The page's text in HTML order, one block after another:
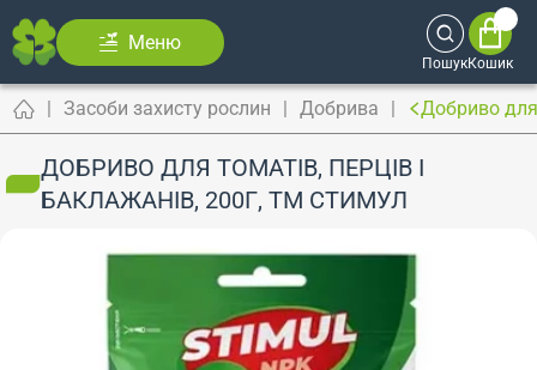
Меню
ПошукКошик
Засоби захисту рослин Добрива Добриво для
ДОБРИВО ДЛЯ ТОМАТІВ, ПЕРЦІВ І
БАКЛАЖАНІВ, 200Г, ТМ СТИМУЛ